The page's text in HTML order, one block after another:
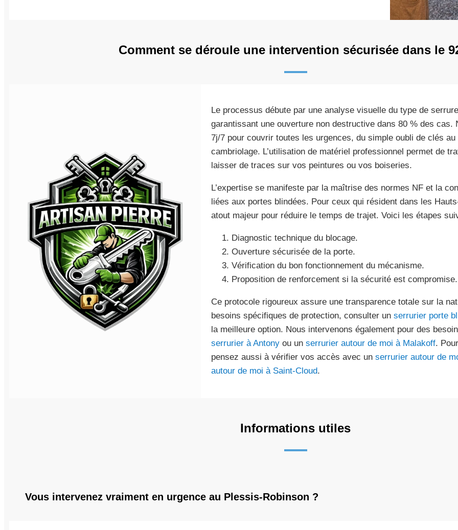
Comment se déroule une intervention sécurisée dans le
Le processus débute par une analyse visuelle du type de
garantissant une ouverture non destructive dans 80 % des cas.
7j/7 pour couvrir toutes les urgences, du simple oubli de clés
cambriolage. L’utilisation de matériel professionnel permet de
laisser de traces sur vos peintures ou vos boiseries.
L’expertise se manifeste par la maîtrise des normes NF et la
liées aux portes blindées. Pour ceux qui résident dans les
atout majeur pour réduire le temps de trajet. Voici les étapes
Diagnostic technique du blocage.
Ouverture sécurisée de la porte.
Vérification du bon fonctionnement du mécanisme.
Proposition de renforcement si la sécurité est compromise.
Ce protocole rigoureux assure une transparence totale sur la
besoins spécifiques de protection, consulter un serrurier porte
la meilleure option. Nous intervenons également pour des
serrurier à Antonyou un serrurier autour de moi à Malakoff.
pensez aussi à vérifier vos accès avec un serrurier autour de
autour de moi à Saint-Cloud.
Informations utiles
Vous intervenez vraiment en urgence au Plessis-Robinson ?